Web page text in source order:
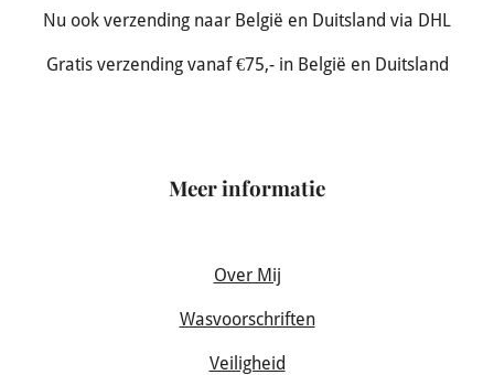
Nu ook verzending naar België en Duitsland via DHL
Gratis verzending vanaf €75,- in België en Duitsland
Meer informatie
Over Mij
Wasvoorschriften
Veiligheid